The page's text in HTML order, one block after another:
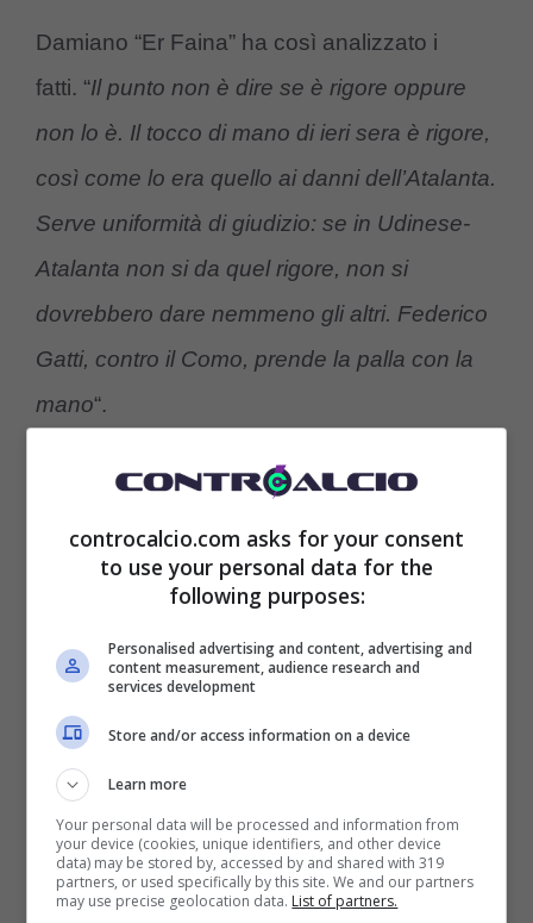
Damiano “Er Faina” ha così analizzato i
fatti. “Il punto non è dire se è rigore oppure
non lo è. Il tocco di mano di ieri sera è rigore,
così come lo era quello ai danni dell’Atalanta.
Serve uniformità di giudizio: se in Udinese-
Atalanta non si da quel rigore, non si
dovrebbero dare nemmeno gli altri. Federico
Gatti, contro il Como, prende la palla con la
mano“.
controcalcio.com asks for your consent
to use your personal data for the
following purposes:
Personalised advertising and content, advertising and
content measurement, audience research and
services development
Store and/or access information on a device
Learn more
Your personal data will be processed and information from
your device (cookies, unique identifiers, and other device
data) may be stored by, accessed by and shared with 319
partners, or used specifically by this site. We and our partners
may use precise geolocation data. List of partners.